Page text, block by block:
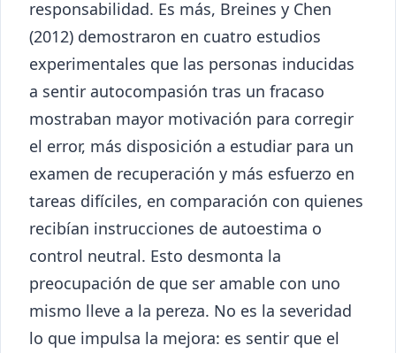
responsabilidad. Es más, Breines y Chen
(2012) demostraron en cuatro estudios
experimentales que las personas inducidas
a sentir autocompasión tras un fracaso
mostraban mayor motivación para corregir
el error, más disposición a estudiar para un
examen de recuperación y más esfuerzo en
tareas difíciles, en comparación con quienes
recibían instrucciones de autoestima o
control neutral. Esto desmonta la
preocupación de que ser amable con uno
mismo lleve a la pereza. No es la severidad
lo que impulsa la mejora: es sentir que el